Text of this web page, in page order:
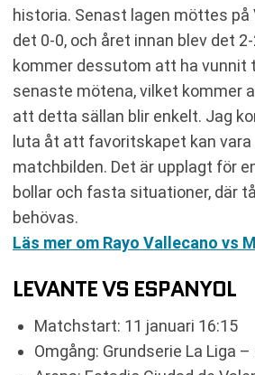
historia. Senast lagen möttes på
det 0-0, och året innan blev det
kommer dessutom att ha vunnit
senaste mötena, vilket kommer
att detta sällan blir enkelt. Jag
luta åt att favoritskapet kan vara
matchbilden. Det är upplagt för
bollar och fasta situationer, där
behövas.
Läs mer om Rayo Vallecano vs
LEVANTE VS ESPANYOL
Matchstart: 11 januari 16:15
Omgång: Grundserie La Liga